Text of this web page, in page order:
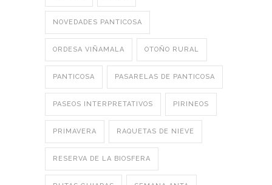
NOVEDADES PANTICOSA
ORDESA VIÑAMALA OTOÑO RURAL
PANTICOSA PASARELAS DE PANTICOSA
PASEOS INTERPRETATIVOS PIRINEOS
PRIMAVERA RAQUETAS DE NIEVE
RESERVA DE LA BIOSFERA